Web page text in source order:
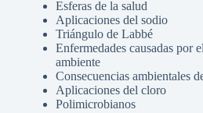
Esferas de la salud
Aplicaciones del sodio
Triángulo de Labbé
Enfermedades causadas por
ambiente
Consecuencias ambientales
Aplicaciones del cloro
Polimicrobianos